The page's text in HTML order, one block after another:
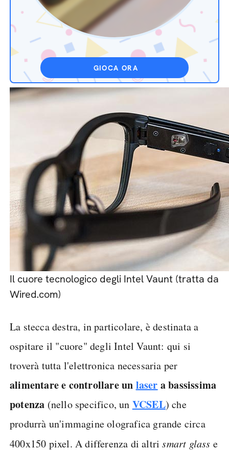
GIOCA ORA
Il cuore tecnologico degli Intel Vaunt (tratta da
Wired.com)
La stecca destra, in particolare, è destinata a
ospitare il "cuore" degli Intel Vaunt: qui si
troverà tutta l'elettronica necessaria per
alimentare e controllare un laser a bassissima
potenza (nello specifico, un VCSEL) che
produrrà un'immagine olografica grande circa
400x150 pixel. A differenza di altrismart glass e